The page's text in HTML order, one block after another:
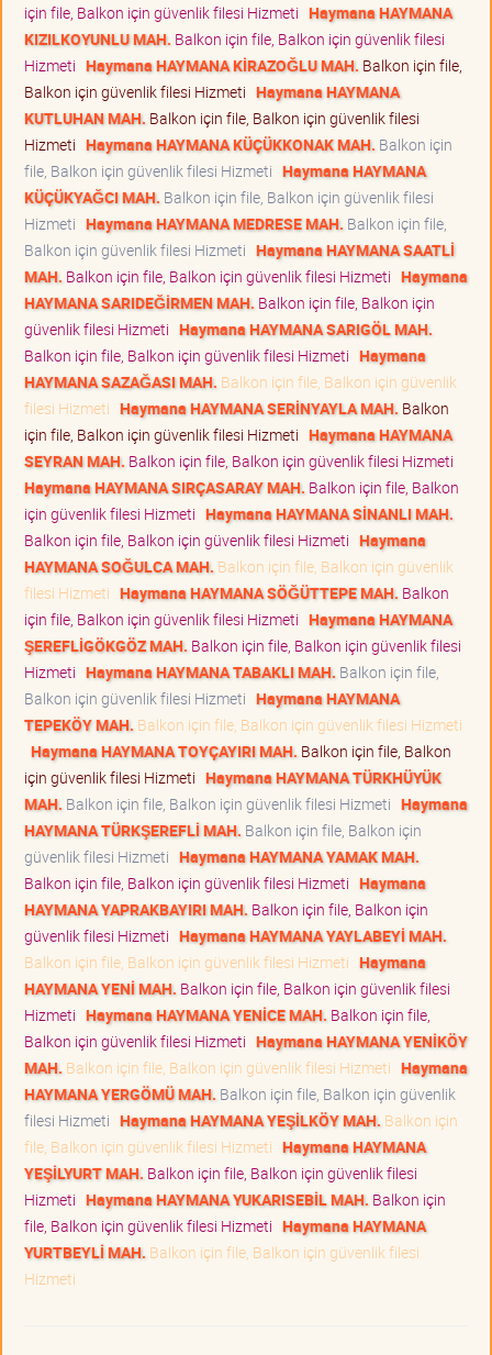
için file, Balkon için güvenlik filesi Hizmeti Haymana HAYMANA
KIZILKOYUNLU MAH. Balkon için file, Balkon için güvenlik filesi
Hizmeti Haymana HAYMANA KİRAZOĞLU MAH. Balkon için file,
Balkon için güvenlik filesi Hizmeti Haymana HAYMANA
KUTLUHAN MAH. Balkon için file, Balkon için güvenlik filesi
Hizmeti Haymana HAYMANA KÜÇÜKKONAK MAH. Balkon için
file, Balkon için güvenlik filesi Hizmeti Haymana HAYMANA
KÜÇÜKYAĞCI MAH. Balkon için file, Balkon için güvenlik filesi
Hizmeti Haymana HAYMANA MEDRESE MAH. Balkon için file,
Balkon için güvenlik filesi Hizmeti Haymana HAYMANA SAATLİ
MAH. Balkon için file, Balkon için güvenlik filesi Hizmeti Haymana
HAYMANA SARIDEĞİRMEN MAH. Balkon için file, Balkon için
güvenlik filesi Hizmeti Haymana HAYMANA SARIGÖL MAH.
Balkon için file, Balkon için güvenlik filesi Hizmeti Haymana
HAYMANA SAZAĞASI MAH. Balkon için file, Balkon için güvenlik
filesi Hizmeti Haymana HAYMANA SERİNYAYLA MAH. Balkon
için file, Balkon için güvenlik filesi Hizmeti Haymana HAYMANA
SEYRAN MAH. Balkon için file, Balkon için güvenlik filesi Hizmeti
Haymana HAYMANA SIRÇASARAY MAH. Balkon için file, Balkon
için güvenlik filesi Hizmeti Haymana HAYMANA SİNANLI MAH.
Balkon için file, Balkon için güvenlik filesi Hizmeti Haymana
HAYMANA SOĞULCA MAH. Balkon için file, Balkon için güvenlik
filesi Hizmeti Haymana HAYMANA SÖĞÜTTEPE MAH. Balkon
için file, Balkon için güvenlik filesi Hizmeti Haymana HAYMANA
ŞEREFLİGÖKGÖZ MAH. Balkon için file, Balkon için güvenlik filesi
Hizmeti Haymana HAYMANA TABAKLI MAH. Balkon için file,
Balkon için güvenlik filesi Hizmeti Haymana HAYMANA
TEPEKÖY MAH. Balkon için file, Balkon için güvenlik filesi Hizmeti
Haymana HAYMANA TOYÇAYIRI MAH. Balkon için file, Balkon
için güvenlik filesi Hizmeti Haymana HAYMANA TÜRKHÜYÜK
MAH. Balkon için file, Balkon için güvenlik filesi Hizmeti Haymana
HAYMANA TÜRKŞEREFLİ MAH. Balkon için file, Balkon için
güvenlik filesi Hizmeti Haymana HAYMANA YAMAK MAH.
Balkon için file, Balkon için güvenlik filesi Hizmeti Haymana
HAYMANA YAPRAKBAYIRI MAH. Balkon için file, Balkon için
güvenlik filesi Hizmeti Haymana HAYMANA YAYLABEYİ MAH.
Balkon için file, Balkon için güvenlik filesi Hizmeti Haymana
HAYMANA YENİ MAH. Balkon için file, Balkon için güvenlik filesi
Hizmeti Haymana HAYMANA YENİCE MAH. Balkon için file,
Balkon için güvenlik filesi Hizmeti Haymana HAYMANA YENİKÖY
MAH. Balkon için file, Balkon için güvenlik filesi Hizmeti Haymana
HAYMANA YERGÖMÜ MAH. Balkon için file, Balkon için güvenlik
filesi Hizmeti Haymana HAYMANA YEŞİLKÖY MAH. Balkon için
file, Balkon için güvenlik filesi Hizmeti Haymana HAYMANA
YEŞİLYURT MAH. Balkon için file, Balkon için güvenlik filesi
Hizmeti Haymana HAYMANA YUKARISEBİL MAH. Balkon için
file, Balkon için güvenlik filesi Hizmeti Haymana HAYMANA
YURTBEYLİ MAH. Balkon için file, Balkon için güvenlik filesi
Hizmeti